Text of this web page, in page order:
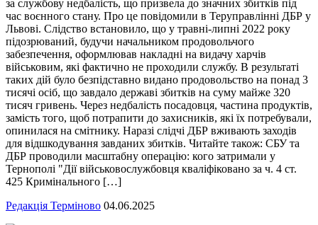
за службову недбалість, що призвела до значних збитків під
час воєнного стану. Про це повідомили в Теруправлінні ДБР у
Львові. Слідство встановило, що у травні-липні 2022 року
підозрюваний, будучи начальником продовольчого
забезпечення, оформлював накладні на видачу харчів
військовим, які фактично не проходили службу. В результаті
таких дій було безпідставно видано продовольство на понад 3
тисячі осіб, що завдало державі збитків на суму майже 320
тисяч гривень. Через недбалість посадовця, частина продуктів,
замість того, щоб потрапити до захисників, які їх потребували,
опинилася на смітнику. Наразі слідчі ДБР вживають заходів
для відшкодування завданих збитків. Читайте також: СБУ та
ДБР проводили масштабну операцію: кого затримали у
Тернополі "Дії військовослужбовця кваліфіковано за ч. 4 ст.
425 Кримінального […]
Редакція Терміново 04.06.2025